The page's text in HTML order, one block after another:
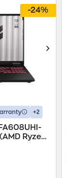
-24%
+2
Ryzen
GeForce